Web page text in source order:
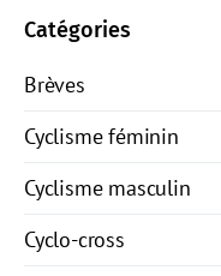
Catégories
Brèves
Cyclisme féminin
Cyclisme masculin
Cyclo-cross